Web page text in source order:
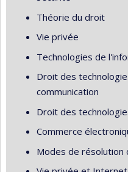
Théorie du droit
Vie privée
Technologies de
Droit des
communication
Droit des
Commerce
Modes de résolution